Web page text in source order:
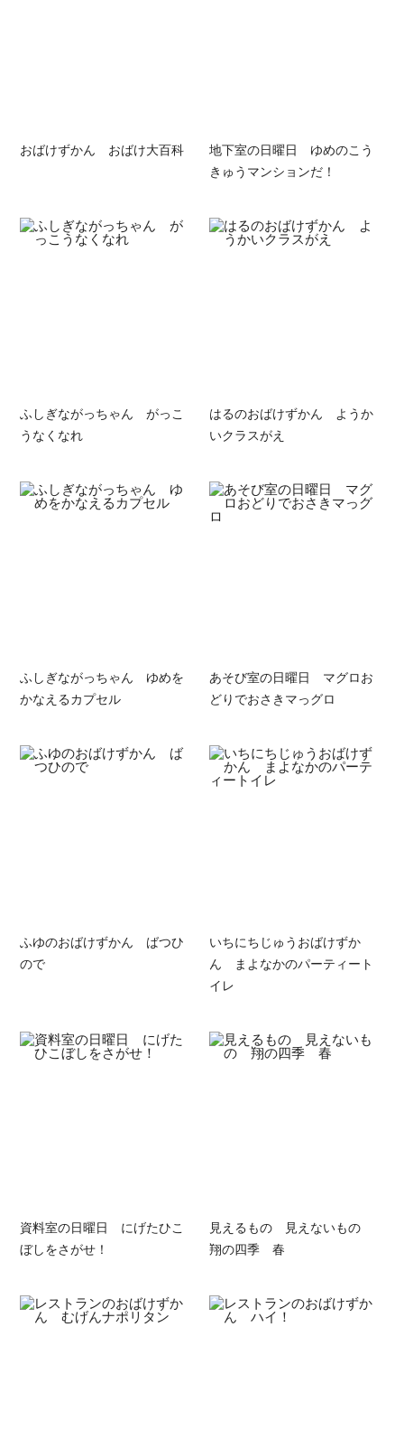
おばけずかん おばけ大百科
地下室の日曜日 ゆめのこう
きゅうマンションだ！
ふしぎながっちゃん がっこ
うなくなれ
はるのおばけずかん ようか
いクラスがえ
ふしぎながっちゃん ゆめを
かなえるカプセル
あそび室の日曜日 マグロお
どりでおさきマっグロ
ふゆのおばけずかん ばつひ
ので
いちにちじゅうおばけずか
ん まよなかのパーティート
イレ
資料室の日曜日 にげたひこ
ぼしをさがせ！
見えるもの 見えないもの
翔の四季 春